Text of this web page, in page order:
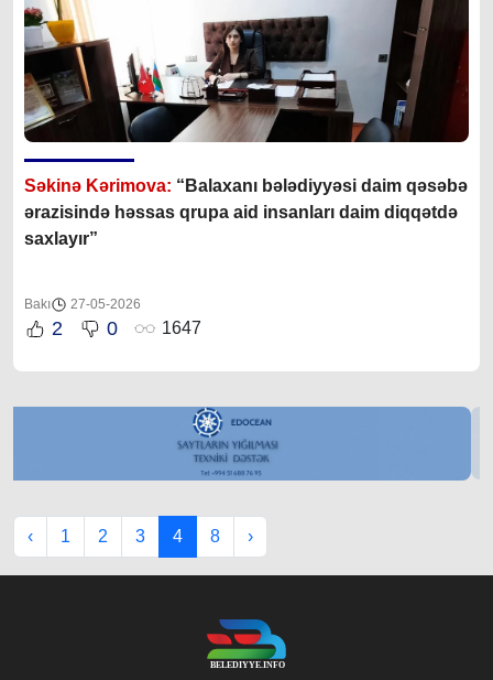
Səkinə Kərimova: “Balaxanı bələdiyyəsi daim qəsəbə
ərazisində həssas qrupa aid insanları daim diqqətdə
saxlayır”
Bakı 27-05-2026
2 0 1647
‹ 1 2 3 4 8 ›